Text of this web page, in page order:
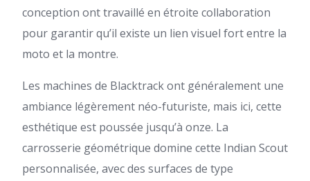
conception ont travaillé en étroite collaboration
pour garantir qu’il existe un lien visuel fort entre la
moto et la montre.
Les machines de Blacktrack ont ​​généralement une
ambiance légèrement néo-futuriste, mais ici, cette
esthétique est poussée jusqu’à onze. La
carrosserie géométrique domine cette Indian Scout
personnalisée, avec des surfaces de type